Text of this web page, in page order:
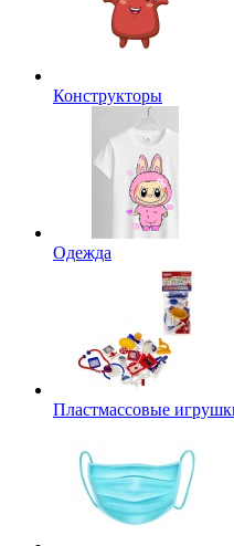
Конструкторы
Одежда
Пластмассовые